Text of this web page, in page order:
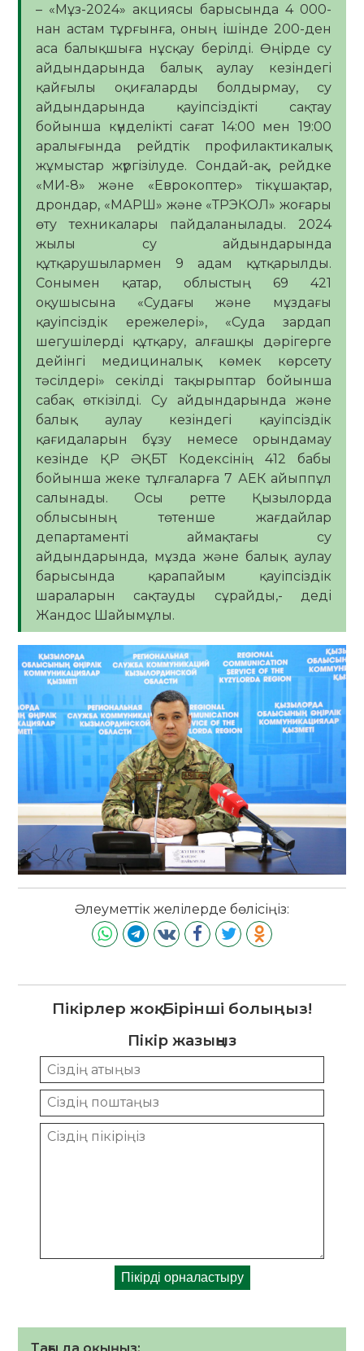
– «Мұз-2024» акциясы барысында 4 000-
нан астам тұрғынға, оның ішінде 200-ден
аса балықшыға нұсқау берілді. Өңірде су
айдындарында балық аулау кезіндегі
қайғылы оқиғаларды болдырмау, су
айдындарында қауіпсіздікті сақтау
бойынша күнделікті сағат 14:00 мен 19:00
аралығында рейдтік профилактикалық
жұмыстар жүргізілуде. Сондай-ақ, рейдке
«МИ-8» және «Еврокоптер» тікұшақтар,
дрондар, «МАРШ» және «ТРЭКОЛ» жоғары
өту техникалары пайдаланылады. 2024
жылы су айдындарында
құтқарушылармен 9 адам құтқарылды.
Сонымен қатар, облыстың 69 421
оқушысына «Судағы және мұздағы
қауіпсіздік ережелері», «Суда зардап
шегушілерді құтқару, алғашқы дәрігерге
дейінгі медициналық көмек көрсету
тәсілдері» секілді тақырыптар бойынша
сабақ өткізілді. Су айдындарында және
балық аулау кезіндегі қауіпсіздік
қағидаларын бұзу немесе орындамау
кезінде ҚР ӘҚБТ Кодексінің 412 бабы
бойынша жеке тұлғаларға 7 АЕК айыппұл
салынады. Осы ретте Қызылорда
облысының төтенше жағдайлар
департаменті аймақтағы су
айдындарында, мұзда және балық аулау
барысында қарапайым қауіпсіздік
шараларын сақтауды сұрайды,- деді
Жандос Шайымұлы.
Әлеуметтік желілерде бөлісіңіз:
Пікірлер жоқ. Бірінші болыңыз!
Пікір жазыңыз